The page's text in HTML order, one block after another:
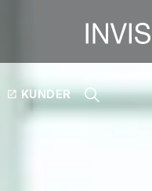
KUNDER